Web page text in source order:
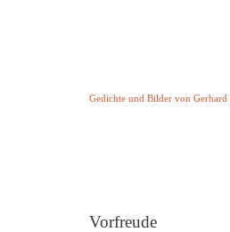
Gedichte und Bilder von Gerhard
Vorfreude